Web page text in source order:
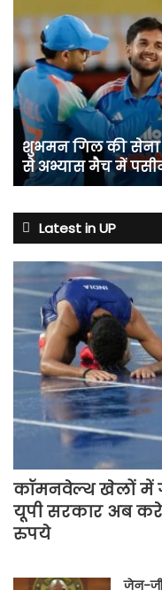
गिल
की
में
4
नेट
बॉलर्स
की
एंट्री,
7
अभ्यास
मैच
पसीना
बहाएगी
टीम
इंडिया
शुभमन गिल की सेना
से अभ्यास मैच में
Latest in UP
कॉमनवेल्थ खेलों में
यूपी सरकार अब
रुपये
जेन-